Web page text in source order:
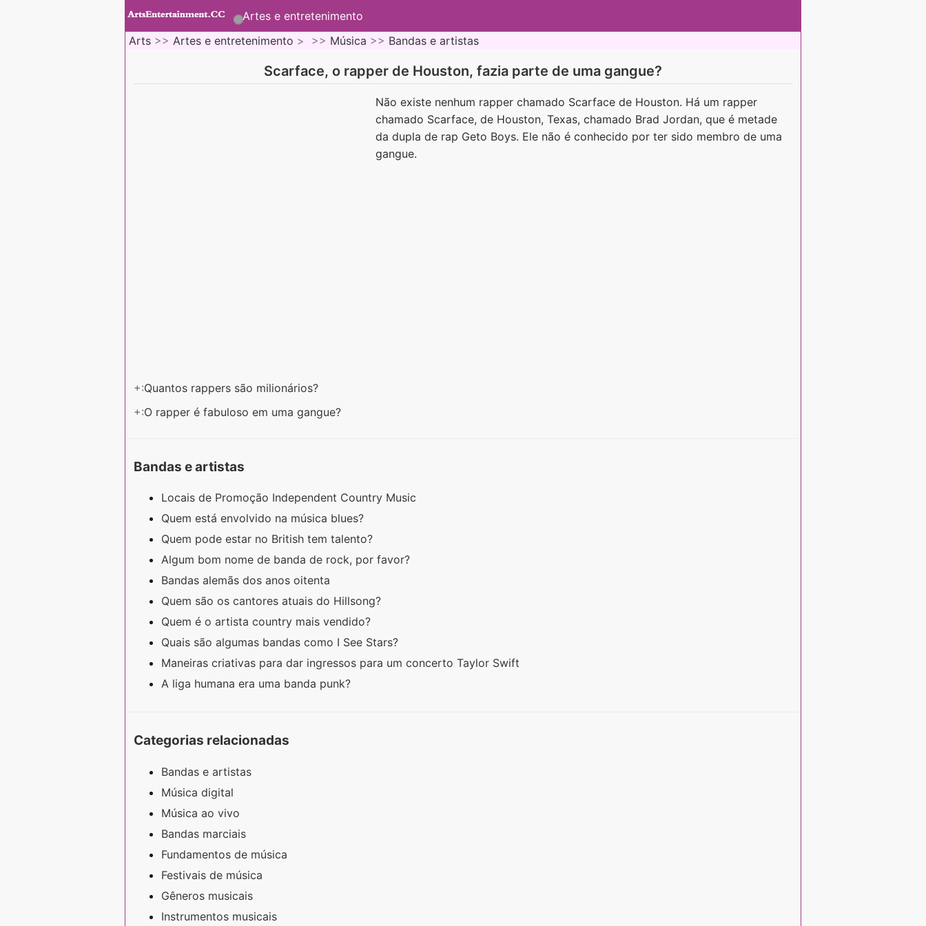
Artes e entretenimento
Arts >> Artes e entretenimento > >> Música >> Bandas e artistas
Scarface, o rapper de Houston, fazia parte de uma gangue?
Não existe nenhum rapper chamado Scarface de Houston. Há um rapper
chamado Scarface, de Houston, Texas, chamado Brad Jordan, que é metade
da dupla de rap Geto Boys. Ele não é conhecido por ter sido membro de uma
gangue.
+:Quantos rappers são milionários?
+:O rapper é fabuloso em uma gangue?
Bandas e artistas
Locais de Promoção Independent Country Music
Quem está envolvido na música blues?
Quem pode estar no British tem talento?
Algum bom nome de banda de rock, por favor?
Bandas alemãs dos anos oitenta
Quem são os cantores atuais do Hillsong?
Quem é o artista country mais vendido?
Quais são algumas bandas como I See Stars?
Maneiras criativas para dar ingressos para um concerto Taylor Swift
A liga humana era uma banda punk?
Categorias relacionadas
Bandas e artistas
Música digital
Música ao vivo
Bandas marciais
Fundamentos de música
Festivais de música
Gêneros musicais
Instrumentos musicais